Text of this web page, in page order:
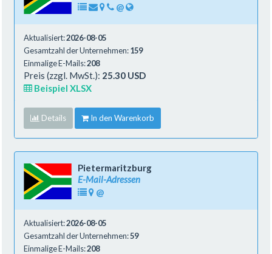
@
Aktualisiert:2026-08-05
Gesamtzahl der Unternehmen:159
Einmalige E-Mails:208
Preis (zzgl. MwSt.): 25.30 USD
Beispiel XLSX
Details In den Warenkorb
Pietermaritzburg
E-Mail-Adressen
@
Aktualisiert:2026-08-05
Gesamtzahl der Unternehmen:59
Einmalige E-Mails:208